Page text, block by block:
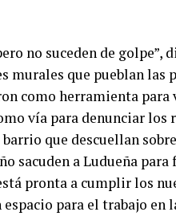
no suceden de
murales que pueblan
como herramienta
vía para denunciar los
que descuellan
sacuden a Ludueña
pronta a cumplir los
para el trabajo